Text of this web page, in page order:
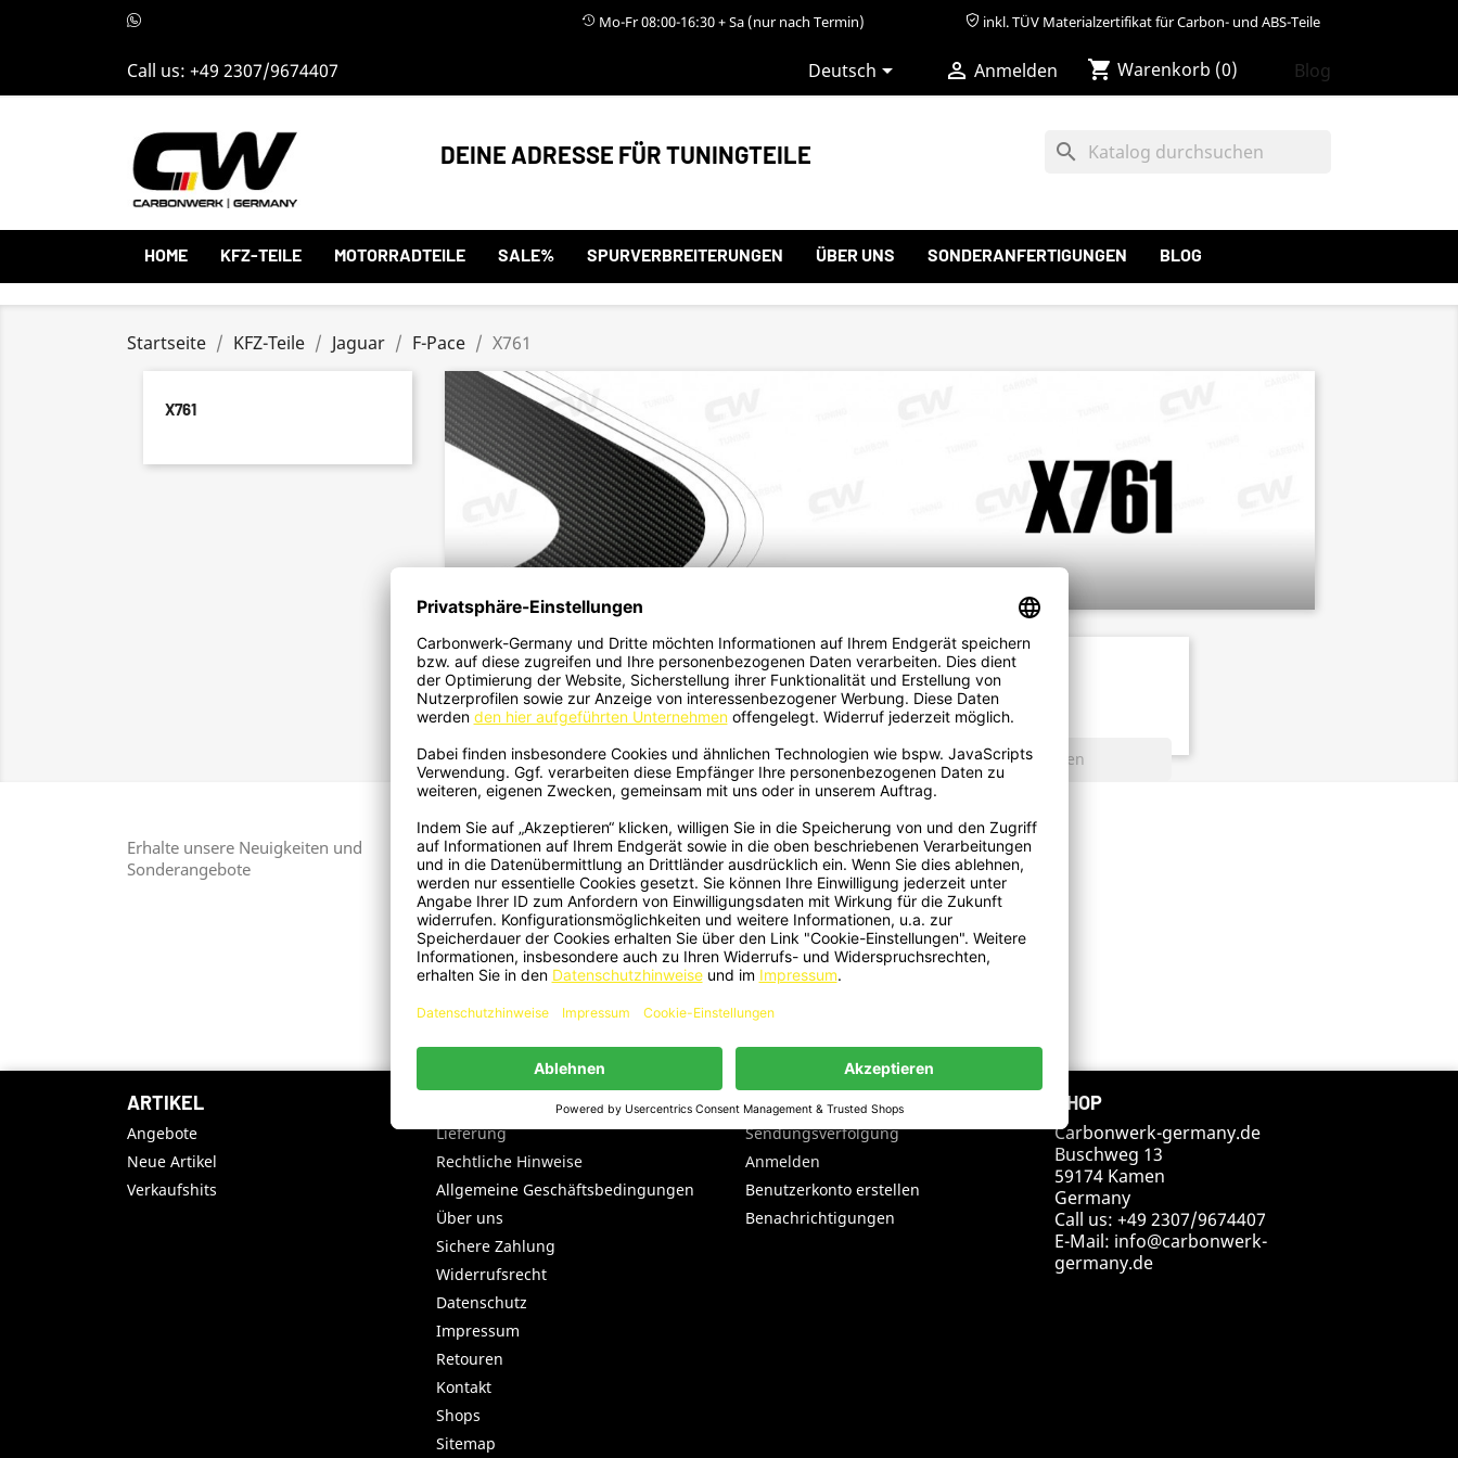
Mo-Fr 08:00-16:30 + Sa (nur nach Termin) inkl. TÜV Materialzertifikat für Carbon- und ABS-Teile
Call us: +49 2307/9674407 Deutsch  Anmelden shopping_cart Warenkorb (0) Blog
DEINE ADRESSE FÜR TUNINGTEILE search
HOME KFZ-TEILE MOTORRADTEILE SALE% SPURVERBREITERUNGEN ÜBER UNS SONDERANFERTIGUNGEN BLOG
Startseite KFZ-Teile Jaguar F-Pace X761
X761
X761
Entschuldige die Unannehmlichkeiten.
Suche erneut
search
Erhalte unsere Neuigkeiten und
Sonderangebote
Sie können Ihr Einverständnis jederzeit widerrufen. Unsere
Kontaktinformationen finden Sie u. a. in der
Datenschutzerklärung.
Ich habe dieDatenschutzerklärung zur Kenntnis genommen.
meiner Anfrage elektronisch erhoben und gespeichert werden.
Facebook
ARTIKEL
Angebote
Neue Artikel
Verkaufshits
UNTERNEHMEN
Lieferung
Rechtliche Hinweise
Allgemeine Geschäftsbedingungen
Über uns
Sichere Zahlung
Widerrufsrecht
Datenschutz
Impressum
Retouren
Kontakt
Shops
Sitemap
DEIN KONTO
Sendungsverfolgung
Anmelden
Benutzerkonto erstellen
Benachrichtigungen
SHOP
Carbonwerk-germany.de
Buschweg 13
59174 Kamen
Germany
Call us: +49 2307/9674407
E-Mail: info@carbonwerk-
germany.de